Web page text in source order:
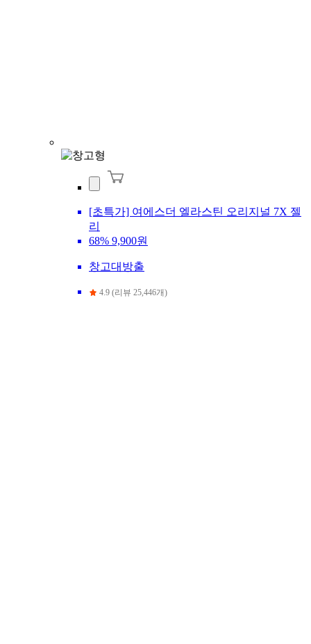
[초특가] 여에스더 엘라스틴 오리지널 7X 젤
리
68% 9,900원
창고대방출
4.9 (리뷰 25,446개)